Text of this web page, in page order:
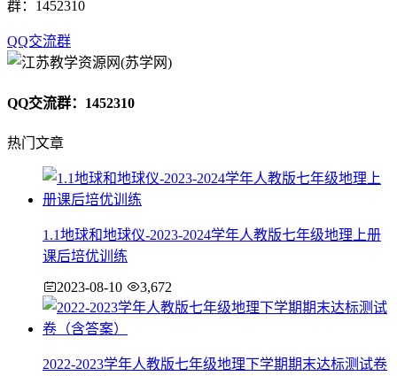
群：1452310
QQ交流群
QQ交流群：1452310
热门文章
1.1地球和地球仪-2023-2024学年人教版七年级地理上册
课后培优训练
2023-08-10 3,672
2022-2023学年人教版七年级地理下学期期末达标测试卷